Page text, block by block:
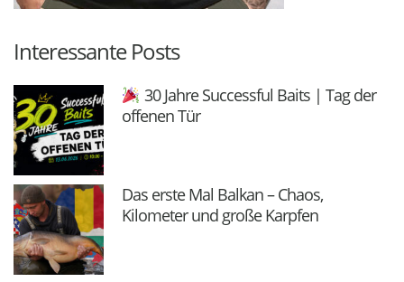
Interessante Posts
30 Jahre Successful Baits | Tag der
offenen Tür
Das erste Mal Balkan – Chaos,
Kilometer und große Karpfen